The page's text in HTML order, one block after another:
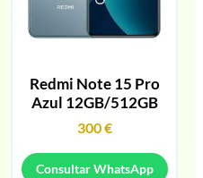
Redmi Note 15 Pro
Azul 12GB/512GB
300€
Consultar WhatsApp